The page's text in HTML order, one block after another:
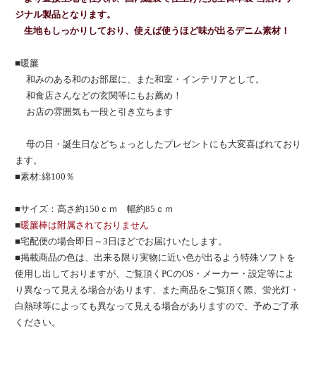
ジナル製品となります。
生地もしっかりしており、使えば使うほど味が出るデニム素材！
■暖簾
和みのある和のお部屋に、また和室・インテリアとして。
和食店さんなどの玄関等にもお薦め！
お店の雰囲気も一段と引き立ちます
母の日・誕生日などちょっとしたプレゼントにも大変喜ばれており
ます。
■素材:綿100％
■サイズ：高さ約150ｃｍ 幅約85ｃｍ
■暖簾棒は附属されておりません
■宅配便の場合即日～3日ほどでお届けいたします。
■掲載商品の色は、出来る限り実物に近い色が出るよう特殊ソフトを
使用し出しておりますが、ご覧頂くPCのOS・メーカー・設定等によ
り異なって見える場合があります、また商品をご覧頂く際、蛍光灯・
白熱球等によっても異なって見える場合がありますので、予めご了承
ください。